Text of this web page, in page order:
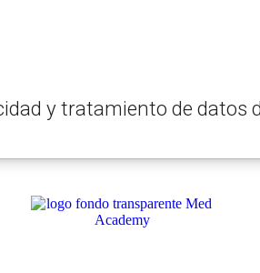
y tratamiento de datos